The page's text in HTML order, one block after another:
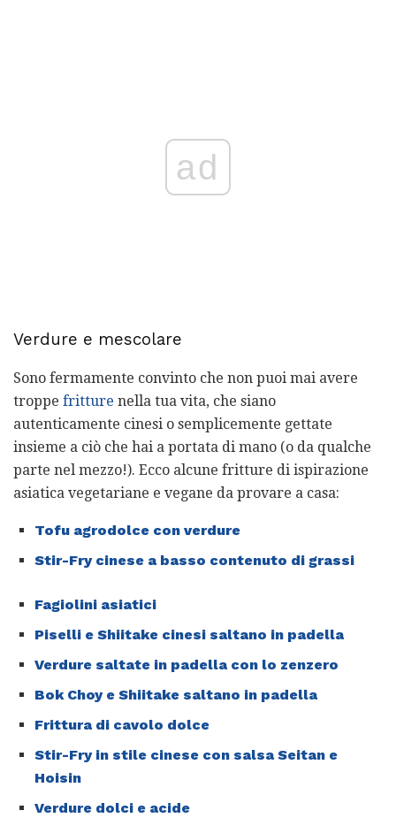
ad
Verdure e mescolare
Sono fermamente convinto che non puoi mai avere
troppe fritture nella tua vita, che siano
autenticamente cinesi o semplicemente gettate
insieme a ciò che hai a portata di mano (o da qualche
parte nel mezzo!). Ecco alcune fritture di ispirazione
asiatica vegetariane e vegane da provare a casa:
Tofu agrodolce con verdure
Stir-Fry cinese a basso contenuto di grassi
Fagiolini asiatici
Piselli e Shiitake cinesi saltano in padella
Verdure saltate in padella con lo zenzero
Bok Choy e Shiitake saltano in padella
Frittura di cavolo dolce
Stir-Fry in stile cinese con salsa Seitan e
Hoisin
Verdure dolci e acide